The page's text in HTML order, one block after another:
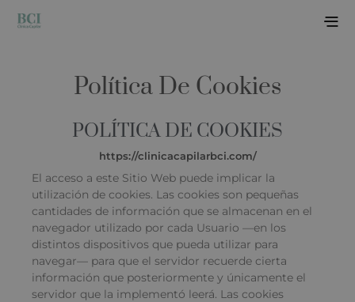
Política De Cookies
POLÍTICA DE COOKIES
https://clinicacapilarbci.com/
El acceso a este Sitio Web puede implicar la
utilización de cookies. Las cookies son pequeñas
cantidades de información que se almacenan en el
navegador utilizado por cada Usuario —en los
distintos dispositivos que pueda utilizar para
navegar— para que el servidor recuerde cierta
información que posteriormente y únicamente el
servidor que la implementó leerá. Las cookies